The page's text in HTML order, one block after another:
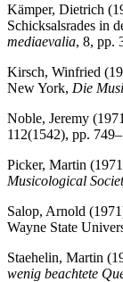
Kämper, Dietrich
Schicksalsrades in
mediaevalia, 8, pp.
Kirsch, Winfried
New York, Die
Noble, Jeremy
112(1542), pp.
Picker, Martin
Musicological
Salop, Arnold
Wayne State
Staehelin, Martin
wenig beachtete